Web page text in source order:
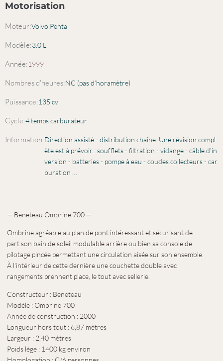
Motorisation
Moteur:Volvo Penta
Modèle:3.0 L
Année:1999
Nombres d'heures:NC (pas d’horamètre)
Puissance:135 cv
Cycle:4 temps carburateur
Information:Direction assisté - distribution chaîne. Une révision compl
ète est à prévoir : soufflets - filtration - vidange - câble d’in
version - batteries - pompe à eau - coudes collecteurs - car
buration …
— Beneteau Ombrine 700 —
Ombrine agréable au plan de pont intéressant et sécurisant de
part son bain de soleil modulable arrière ou bien sa console de
pilotage pincée permettant une circulation aisée sur son ensemble.
À l'intérieur de cette dernière une couchette double avec
rangements prennent place, le tout avec sellerie.
Constructeur : Beneteau
Modèle : Ombrine 700
Année de construction : 2000
Longueur hors tout : 6,87 mètres
Largeur : 2,40 mètres
Poids lège : 1400 kg environ